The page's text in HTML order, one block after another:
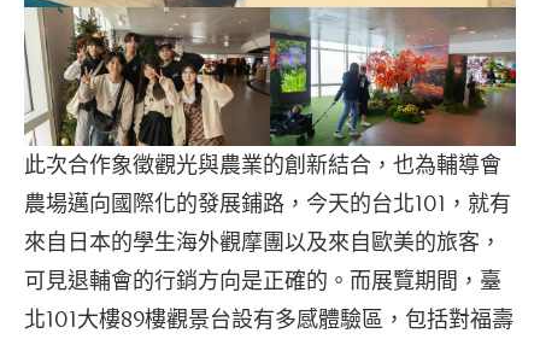
此次合作象徵觀光與農業的創新結合，也為輔導會
農場邁向國際化的發展鋪路，今天的台北101，就有
來自日本的學生海外觀摩團以及來自歐美的旅客，
可見退輔會的行銷方向是正確的。而展覽期間，臺
北101大樓89樓觀景台設有多感體驗區，包括對福壽